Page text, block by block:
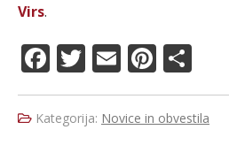
Virs.
F
a
c
T
w
it
E
m
ai
Pi
n
te
h
a
Kategorija: Novice in obvestila